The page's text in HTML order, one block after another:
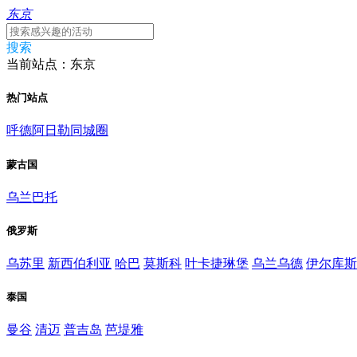
东京
搜索
当前站点：东京
热门站点
呼德阿日勒同城圈
蒙古国
乌兰巴托
俄罗斯
乌苏里 新西伯利亚 哈巴 莫斯科 叶卡捷琳堡 乌兰乌德 伊尔库
泰国
曼谷 清迈 普吉岛 芭堤雅